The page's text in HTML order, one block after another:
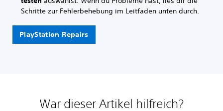
Schritte zur Fehlerbehebung im Leitfaden unten durch.
PlayStation Repairs
War dieser Artikel hilfreich?